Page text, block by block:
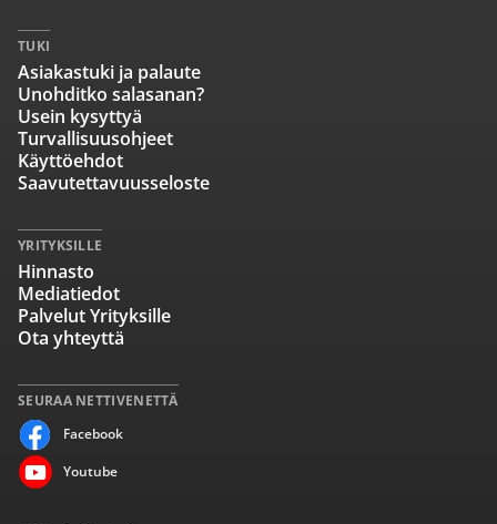
SEURAA NETTIVENETTÄ
Facebook
Youtube
TUKI
Asiakastuki ja palaute
Unohditko salasanan?
Usein kysyttyä
Turvallisuusohjeet
Käyttöehdot
Saavutettavuusseloste
YRITYKSILLE
Hinnasto
Mediatiedot
Palvelut Yrityksille
Ota yhteyttä